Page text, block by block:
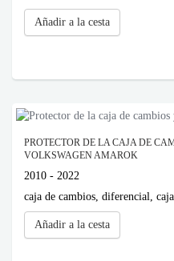
Añadir a la cesta
PROTECTOR DE LA CAJA DE
VOLKSWAGEN AMAROK
2010 - 2022
caja de cambios, diferencial,
Añadir a la cesta